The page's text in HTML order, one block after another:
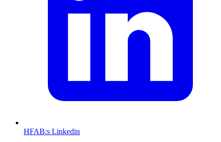
HFAB:s Linkedin